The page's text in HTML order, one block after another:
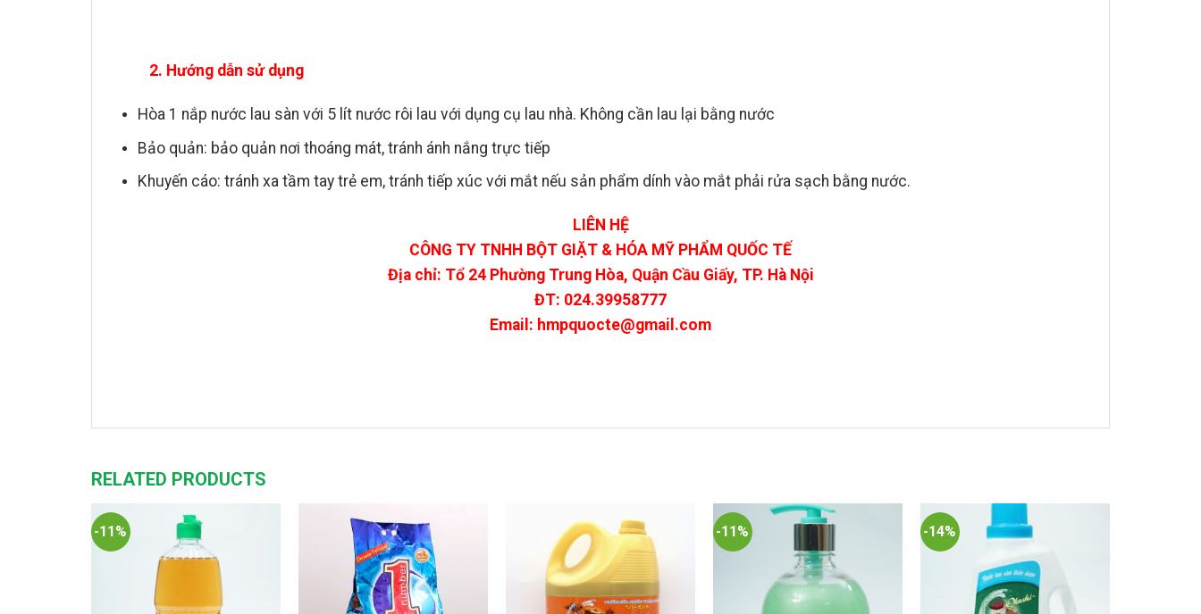
2. Hướng dẫn sử dụng
Hòa 1 nắp nước lau sàn với 5 lít nước rôi lau với dụng cụ lau nhà. Không cần lau lại bằng nước
Bảo quản: bảo quản nơi thoáng mát, tránh ánh nắng trực tiếp
Khuyến cáo: tránh xa tầm tay trẻ em, tránh tiếp xúc với mắt nếu sản phẩm dính vào mắt phải rửa sạch bằng nước.
LIÊN HỆ
CÔNG TY TNHH BỘT GIẶT & HÓA MỸ PHẨM QUỐC TẾ
Địa chỉ: Tổ 24 Phường Trung Hòa, Quận Cầu Giấy, TP. Hà Nội
ĐT: 024.39958777
Email: hmpquocte@gmail.com
RELATED PRODUCTS
-11% -11% -14%